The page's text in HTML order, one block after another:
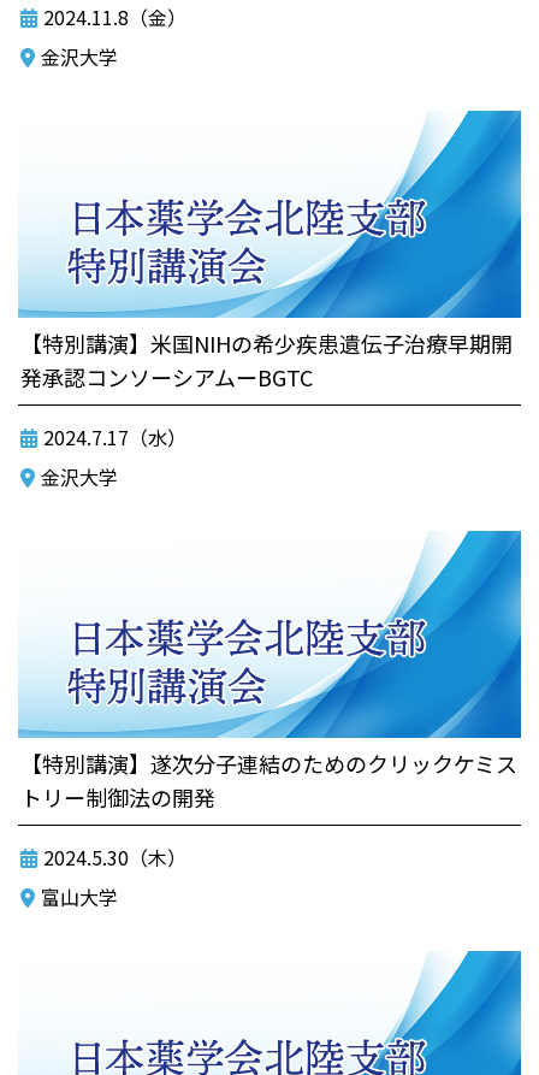
2024.11.8（金）
金沢大学
【特別講演】米国NIHの希少疾患遺伝子治療早期開
発承認コンソーシアムーBGTC
2024.7.17（水）
金沢大学
【特別講演】遂次分子連結のためのクリックケミス
トリー制御法の開発
2024.5.30（木）
富山大学